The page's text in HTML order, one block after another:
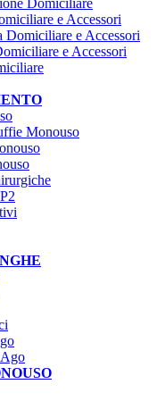
e Accessori
Domiciliare e Accessori
e Accessori
Monouso